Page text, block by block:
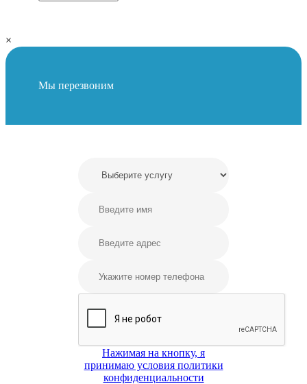
×
Мы перезвоним
Нажимая на кнопку, я
принимаю условия политики
конфиденциальности